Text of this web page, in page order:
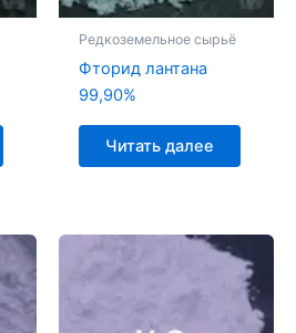
Редкоземельное сырьё
Фторид лантана
99,90%
Читать далее